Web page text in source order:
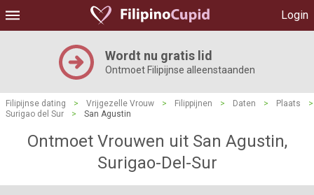
Login
Wordt nu gratis lid
Ontmoet Filipijnse alleenstaanden
Filipijnse dating > Vrijgezelle Vrouw > Filippijnen > Daten > Plaats
>
Surigao del Sur
> San Agustin
Ontmoet Vrouwen uit San Agustin,
Surigao-Del-Sur